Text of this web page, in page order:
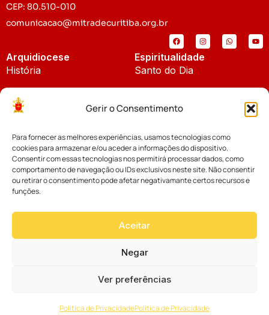
Gerir o Consentimento
Para fornecer as melhores experiências, usamos tecnologias como
cookies para armazenar e/ou aceder a informações do dispositivo.
Consentir com essas tecnologias nos permitirá processar dados, como
comportamento de navegação ou IDs exclusivos neste site. Não consentir
ou retirar o consentimento pode afetar negativamante certos recursos e
funções.
Aceitar
Negar
Ver preferências
Política de PrivacidadePolítica de Privacidade
CEP: 80.510-010
comunicacao@mitradecuritiba.org.br
Arquidiocese
História
Padroeira
Espiritualidade
Santo do Dia
Notícias
Notícias da Arquidiocese
Notícias Cáritas
Palavra dos Bispos
Cúria Diocesana
Fundo Diocesano
Vicariatos da Educação
Eventos
por